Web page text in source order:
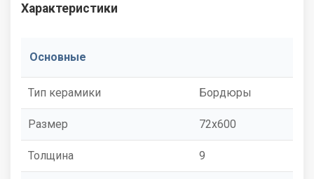
Характеристики
Основные
Тип керамики Бордюры
Размер 72x600
Толщина 9